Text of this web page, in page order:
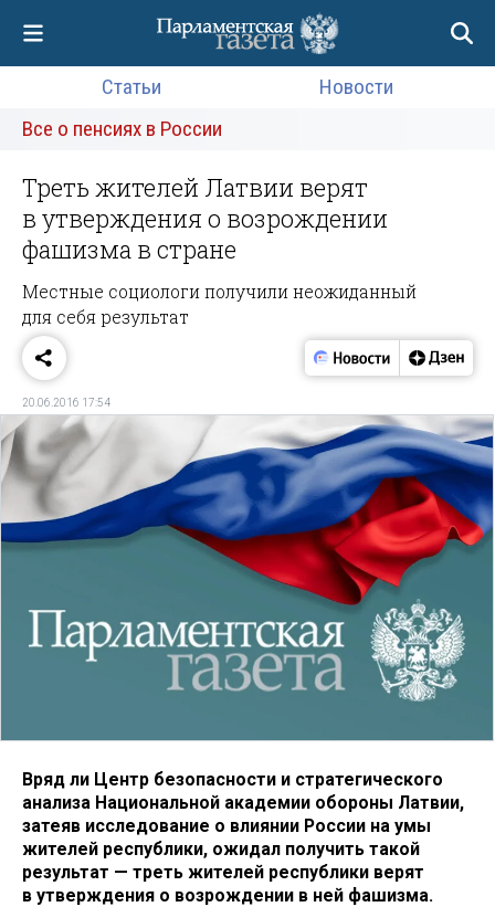
Статьи
Новости
Все о пенсиях в России
Треть жителей Латвии верят
в утверждения о возрождении
фашизма в стране
Местные социологи получили неожиданный
для себя результат
20.06.2016 17:54
Вряд ли Центр безопасности и стратегического
анализа Национальной академии обороны Латвии,
затеяв исследование о влиянии России на умы
жителей республики, ожидал получить такой
результат — треть жителей республики верят
в утверждения о возрождении в ней фашизма.